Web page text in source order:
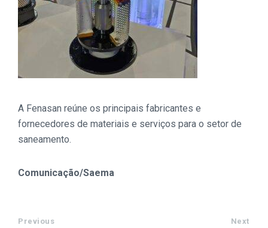
A Fenasan reúne os principais fabricantes e
fornecedores de materiais e serviços para o setor de
saneamento.
Comunicação/Saema
Previous Next